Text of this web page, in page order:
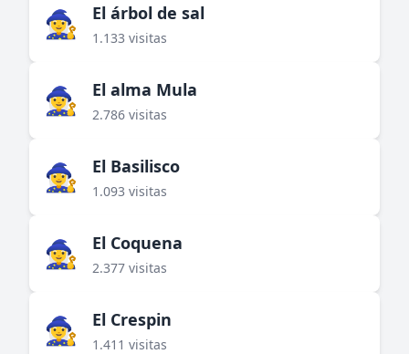
🧙‍♀️ El árbol de sal
1.133 visitas
🧙‍♀️ El alma Mula
2.786 visitas
🧙‍♀️ El Basilisco
1.093 visitas
🧙‍♀️ El Coquena
2.377 visitas
🧙‍♀️ El Crespin
1.411 visitas